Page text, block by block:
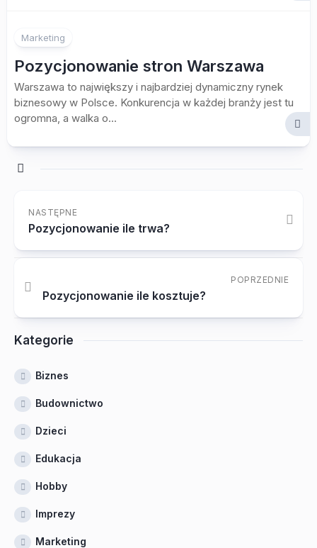
Marketing
Pozycjonowanie stron Warszawa
Warszawa to największy i najbardziej dynamiczny rynek
biznesowy w Polsce. Konkurencja w każdej branży jest tu
ogromna, a walka o...
NASTĘPNE
Pozycjonowanie ile trwa?
POPRZEDNIE
Pozycjonowanie ile kosztuje?
Kategorie
Biznes
Budownictwo
Dzieci
Edukacja
Hobby
Imprezy
Marketing